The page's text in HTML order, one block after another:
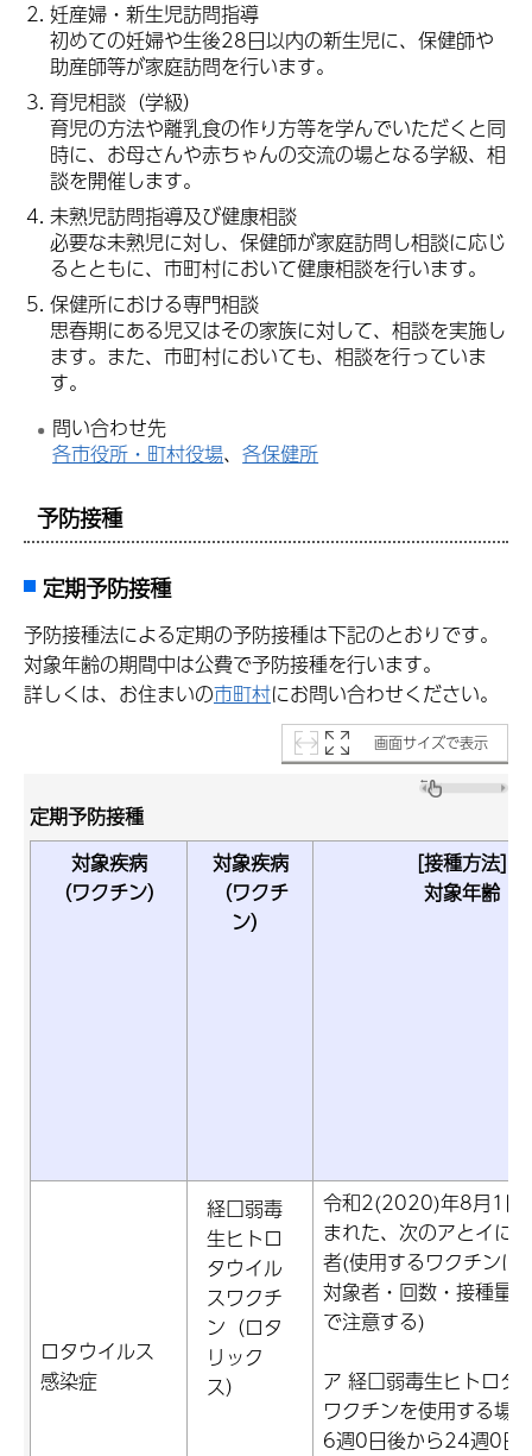
妊産婦・新生児訪問指導
初めての妊婦や生後28日以内の新生児に、保健師や
助産師等が家庭訪問を行います。
育児相談（学級）
育児の方法や離乳食の作り方等を学んでいただくと同
時に、お母さんや赤ちゃんの交流の場となる学級、相
談を開催します。
未熟児訪問指導及び健康相談
必要な未熟児に対し、保健師が家庭訪問し相談に応じ
るとともに、市町村において健康相談を行います。
保健所における専門相談
思春期にある児又はその家族に対して、相談を実施し
ます。また、市町村においても、相談を行っていま
す。
問い合わせ先
各市役所・町村役場、各保健所
予防接種
定期予防接種
予防接種法による定期の予防接種は下記のとおりです。
対象年齢の期間中は公費で予防接種を行います。
詳しくは、お住まいの市町村にお問い合わせください。
画面サイズで表示
定期予防接種
対象疾病
（ワクチン）
対象疾病
（ワクチ
ン）
[接種方法]
対象年齢
ロタウイルス
感染症
経口弱毒
生ヒトロ
タウイル
スワクチ
ン（ロタ
リック
ス）
令和2(2020)年8月1日
まれた、次のアとイに
者(使用するワクチンに
対象者・回数・接種量
で注意する)
ア 経口弱毒生ヒトロタ
ワクチンを使用する場
6週0日後から24週0日